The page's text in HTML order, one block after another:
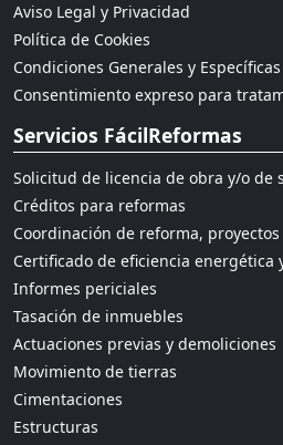
Aviso Legal y Privacidad
Política de Cookies
Condiciones Generales y
Consentimiento expreso para
Servicios FácilReformas
Solicitud de licencia de obra y/o de
Créditos para reformas
Coordinación de reforma,
Certificado de eficiencia energética
Informes periciales
Tasación de inmuebles
Actuaciones previas y demoliciones
Movimiento de tierras
Cimentaciones
Estructuras